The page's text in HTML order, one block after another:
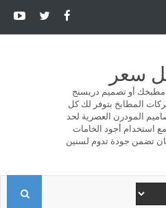
سعر
مطبخك أو تصميم دريسنج
المطابخ بتوفر لك كل
المودرن العصرية لحد
مع استخدام أجود الخامات
تضمن جودة تدوم لسنين
ا